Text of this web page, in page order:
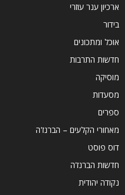
ארכיון ענר עוזרי
בידור
אוכל ומתכונים
חדשות התרבות
מוסיקה
מסעדות
ספרים
מאחורי הקלעים – הברנז'ה
דוס פוסט
חדשות הברנז'ה
נקודה יהודית